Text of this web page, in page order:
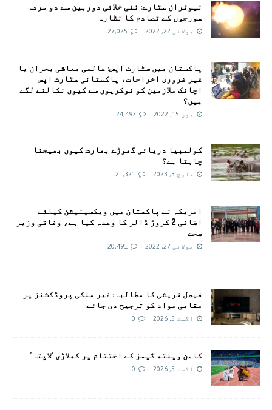
نیوٹران ستارے: نئی خلائی دوربین سے دو مردہ
سورجوں کے تصادم کا نظارہ
جولائی 22, 2022 27,025
پاکستان میں سٹارٹ اپس: عالمی معاشی بحران یا
غیر ضروری اخراجات، پاکستانی سٹارٹ اپس
اچانک ملازمین کو نوکریوں سے کیوں نکالنے لگے
ہیں؟
جون 15, 2022 24,497
کولمبیا دریائی گھوڑے بھارت کیوں بھیجنا
چاہتا ہے؟
مارچ 3, 2023 21,321
امريکہ نے پاکستان میں ویکسینیشن کیلئے
اضافی 2 کروڑ ڈالر کا وعدہ کیا ہے، وفاقی وزیر
صحت
جولائی 27, 2022 20,491
فیصل قریشی کا مطالبہ: غیر ملکی پروڈکشنز پر
مقامی مواد کو ترجیح دی جائے
اگست 5, 2026 0
کامن ویلتھ گیمز کے اختتام پر کھلاڑی ‘لاپتہ’
اگست 5, 2026 0